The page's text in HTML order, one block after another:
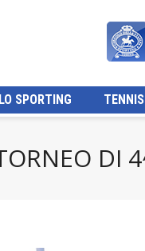
SPORTING TENNIS
DI